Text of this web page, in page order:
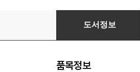
The Ministry of Time
도서정보
품목정보